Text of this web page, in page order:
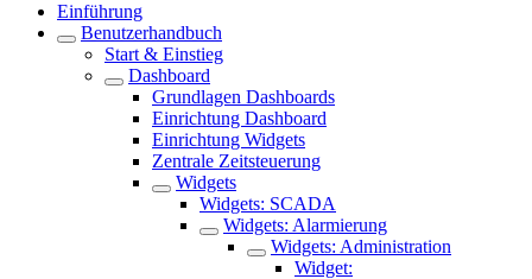
Einführung
Benutzerhandbuch
Start & Einstieg
Dashboard
Grundlagen Dashboards
Einrichtung Dashboard
Einrichtung Widgets
Zentrale Zeitsteuerung
Widgets
Widgets: SCADA
Widgets: Alarmierung
Widgets: Administration
Widget: